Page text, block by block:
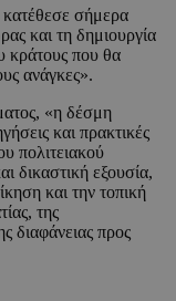
σήμερα
και τη δημιουργία
κράτους που θα
ανάγκες».
«η δέσμη
και πρακτικές
πολιτειακού
δικαστική εξουσία,
και την τοπική
της
διαφάνειας προς